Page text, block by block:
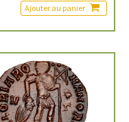
Ajouter au panier